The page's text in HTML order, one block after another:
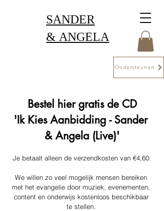
SANDER
& ANGELA
Ondersteunen
Bestel hier gratis de CD
'Ik Kies Aanbidding - Sander
& Angela (Live)'
Je betaalt alleen de verzendkosten van €4,60.
We willen zo veel mogelijk mensen bereiken
met het evangelie door muziek, evenementen,
content en onderwijs kostenloos beschikbaar
te stellen.